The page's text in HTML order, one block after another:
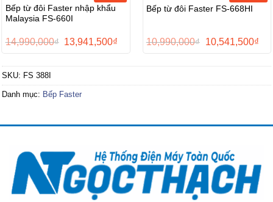
Bếp từ đôi Faster nhập khẩu
Malaysia FS-660I
14,990,000₫ Giá
14,990,000₫.
13,941,500₫
là:
Bếp từ đôi Faster FS-668HI
10,990,000₫
Giá
10,990,000₫.
10,541,500₫Giá
là:
SKU: FS 388I
Danh mục: Bếp Faster